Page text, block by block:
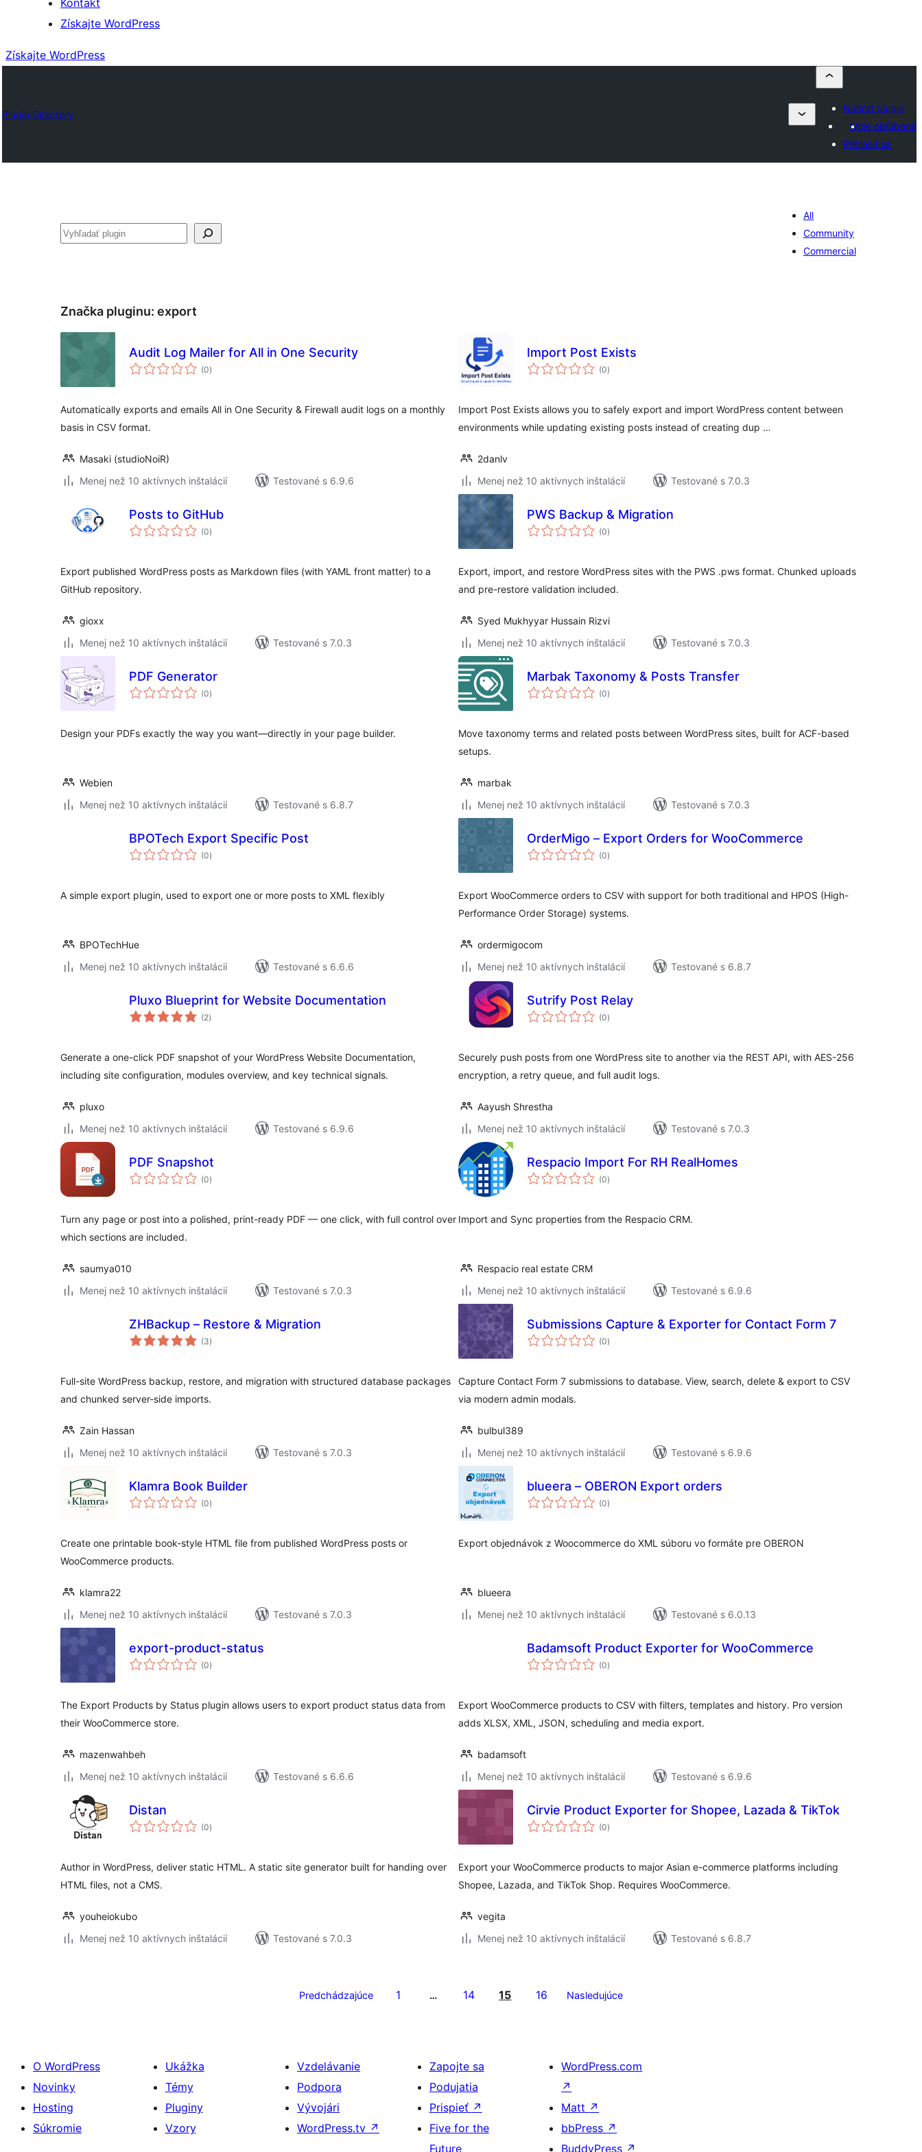
Kontakt
Získajte WordPress
Získajte WordPress
Plugin Directory
Nahrať plugin
Moje obľúbené
Prihlásiť sa
Hľadať
All
Community
Commercial
Značka pluginu: export
Audit Log Mailer for All in One Security
(0celkové
hodnotenie
)
Automatically exports and emails All in One Security & Firewall audit logs on a monthly
basis in CSV format.
Masaki (studioNoiR)
Menej než 10 aktívnych inštalácií
Testované s 6.9.6
Import Post Exists
(0celkové
hodnotenie
)
Import Post Exists allows you to safely export and import WordPress content between
environments while updating existing posts instead of creating dup …
2danlv
Menej než 10 aktívnych inštalácií
Testované s 7.0.3
Posts to GitHub
(0celkové
hodnotenie
)
Export published WordPress posts as Markdown files (with YAML front matter) to a
GitHub repository.
gioxx
Menej než 10 aktívnych inštalácií
Testované s 7.0.3
PWS Backup & Migration
(0celkové
hodnotenie
)
Export, import, and restore WordPress sites with the PWS .pws format. Chunked uploads
and pre-restore validation included.
Syed Mukhyyar Hussain Rizvi
Menej než 10 aktívnych inštalácií
Testované s 7.0.3
PDF Generator
(0celkové
hodnotenie
)
Design your PDFs exactly the way you want—directly in your page builder.
Webien
Menej než 10 aktívnych inštalácií
Testované s 6.8.7
Marbak Taxonomy & Posts Transfer
(0celkové
hodnotenie
)
Move taxonomy terms and related posts between WordPress sites, built for ACF-based
setups.
marbak
Menej než 10 aktívnych inštalácií
Testované s 7.0.3
BPOTech Export Specific Post
(0celkové
hodnotenie
)
A simple export plugin, used to export one or more posts to XML flexibly
BPOTechHue
Menej než 10 aktívnych inštalácií
Testované s 6.6.6
OrderMigo – Export Orders for WooCommerce
(0celkové
hodnotenie
)
Export WooCommerce orders to CSV with support for both traditional and HPOS (High-
Performance Order Storage) systems.
ordermigocom
Menej než 10 aktívnych inštalácií
Testované s 6.8.7
Pluxo Blueprint for Website Documentation
(2celkové
hodnotenie
)
Generate a one-click PDF snapshot of your WordPress Website Documentation,
including site configuration, modules overview, and key technical signals.
pluxo
Menej než 10 aktívnych inštalácií
Testované s 6.9.6
Sutrify Post Relay
(0celkové
hodnotenie
)
Securely push posts from one WordPress site to another via the REST API, with AES-256
encryption, a retry queue, and full audit logs.
Aayush Shrestha
Menej než 10 aktívnych inštalácií
Testované s 7.0.3
PDF Snapshot
(0celkové
hodnotenie
)
Turn any page or post into a polished, print-ready PDF — one click, with full control over
which sections are included.
saumya010
Menej než 10 aktívnych inštalácií
Testované s 7.0.3
Respacio Import For RH RealHomes
(0celkové
hodnotenie
)
Import and Sync properties from the Respacio CRM.
Respacio real estate CRM
Menej než 10 aktívnych inštalácií
Testované s 6.9.6
ZHBackup – Restore & Migration
(3celkové
hodnotenie
)
Full-site WordPress backup, restore, and migration with structured database packages
and chunked server-side imports.
Zain Hassan
Menej než 10 aktívnych inštalácií
Testované s 7.0.3
Submissions Capture & Exporter for Contact Form 7
(0celkové
hodnotenie
)
Capture Contact Form 7 submissions to database. View, search, delete & export to CSV
via modern admin modals.
bulbul389
Menej než 10 aktívnych inštalácií
Testované s 6.9.6
Klamra Book Builder
(0celkové
hodnotenie
)
Create one printable book-style HTML file from published WordPress posts or
WooCommerce products.
klamra22
Menej než 10 aktívnych inštalácií
Testované s 7.0.3
blueera – OBERON Export orders
(0celkové
hodnotenie
)
Export objednávok z Woocommerce do XML súboru vo formáte pre OBERON
blueera
Menej než 10 aktívnych inštalácií
Testované s 6.0.13
export-product-status
(0celkové
hodnotenie
)
The Export Products by Status plugin allows users to export product status data from
their WooCommerce store.
mazenwahbeh
Menej než 10 aktívnych inštalácií
Testované s 6.6.6
Badamsoft Product Exporter for WooCommerce
(0celkové
hodnotenie
)
Export WooCommerce products to CSV with filters, templates and history. Pro version
adds XLSX, XML, JSON, scheduling and media export.
badamsoft
Menej než 10 aktívnych inštalácií
Testované s 6.9.6
Distan
(0celkové
hodnotenie
)
Author in WordPress, deliver static HTML. A static site generator built for handing over
HTML files, not a CMS.
youheiokubo
Menej než 10 aktívnych inštalácií
Testované s 7.0.3
Cirvie Product Exporter for Shopee, Lazada & TikTok
(0celkové
hodnotenie
)
Export your WooCommerce products to major Asian e-commerce platforms including
Shopee, Lazada, and TikTok Shop. Requires WooCommerce.
vegita
Menej než 10 aktívnych inštalácií
Testované s 6.8.7
Predchádzajúce 1 … 14 15 16 Nasledujúce
O WordPress
Novinky
Hosting
Súkromie
Ukážka
Témy
Pluginy
Vzory
Vzdelávanie
Podpora
Vývojári
WordPress.tv ↗
Zapojte sa
Podujatia
Prispieť ↗
Five for the
Future
WordPress.com
↗
Matt ↗
bbPress ↗
BuddyPress ↗